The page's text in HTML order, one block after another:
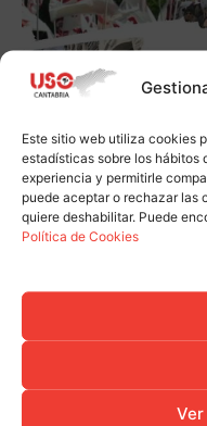
Este sitio web utiliza cookies
estadísticas sobre los hábitos
experiencia y permitirle
puede aceptar o rechazar las
quiere deshabilitar. Puede
Política de Cookies